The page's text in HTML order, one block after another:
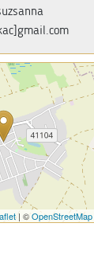
| ©OpenStreetMap